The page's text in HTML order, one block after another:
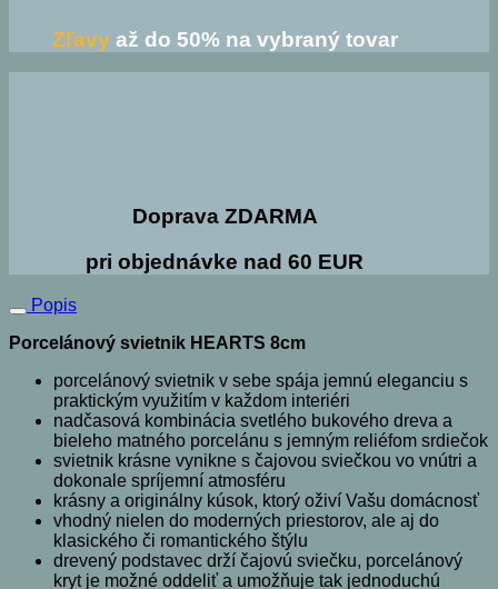
Zľavyaž do 50% na vybraný tovar
Doprava ZDARMA
pri objednávke nad 60 EUR
Popis
Porcelánový svietnik HEARTS 8cm
porcelánový svietnik v sebe spája jemnú eleganciu s
praktickým využitím v každom interiéri
nadčasová kombinácia svetlého bukového dreva a
bieleho matného porcelánu s jemným reliéfom srdiečok
svietnik krásne vynikne s čajovou sviečkou vo vnútri a
dokonale spríjemní atmosféru
krásny a originálny kúsok, ktorý oživí Vašu domácnosť
vhodný nielen do moderných priestorov, ale aj do
klasického či romantického štýlu
drevený podstavec drží čajovú sviečku, porcelánový
kryt je možné oddeliť a umožňuje tak jednoduchú